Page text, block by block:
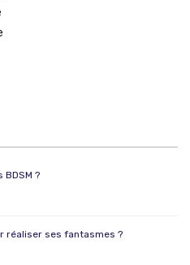
?
réaliser ses fantasmes ?